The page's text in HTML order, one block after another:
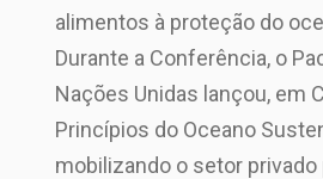
alimentos à proteção do
Durante a Conferência, o
Nações Unidas lançou, em
Princípios do Oceano
mobilizando o setor privado